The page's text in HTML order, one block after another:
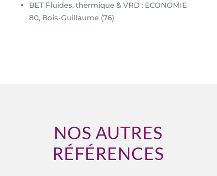
BET Fluides, thermique & VRD : ECONOMIE
80, Bois-Guillaume (76)
NOS AUTRES
RÉFÉRENCES